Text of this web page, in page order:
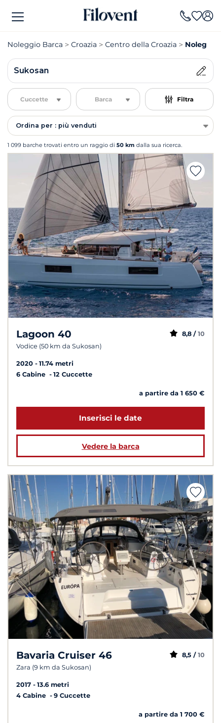
Noleggio Barca Croazia Centro della Croazia Noleggio
Sukosan
Cuccette Barca Filtra
Ordina per : più venduti
1 099 barche trovati entro un raggio di 50 km dalla sua ricerca.
Lagoon 40
Vodice (50 km da Sukosan)
8,8 / 10
2020
11.74 metri
6 Cabine
12 Cuccette
a partire da 1 650 €
Inserisci le date
Vedere la barca
Bavaria Cruiser 46
Zara (9 km da Sukosan)
8,5 / 10
2017
13.6 metri
4 Cabine
9 Cuccette
a partire da 1 700 €